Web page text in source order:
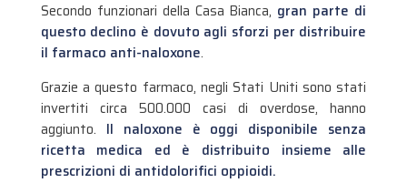
Secondo funzionari della Casa Bianca, gran parte di
questo declino è dovuto agli sforzi per distribuire
il farmaco anti-naloxone.
Grazie a questo farmaco, negli Stati Uniti sono stati
invertiti circa 500.000 casi di overdose, hanno
aggiunto. Il naloxone è oggi disponibile senza
ricetta medica ed è distribuito insieme alle
prescrizioni di antidolorifici oppioidi.